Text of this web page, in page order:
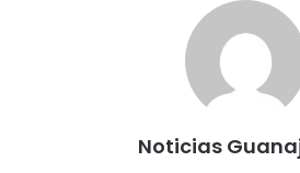
Noticias